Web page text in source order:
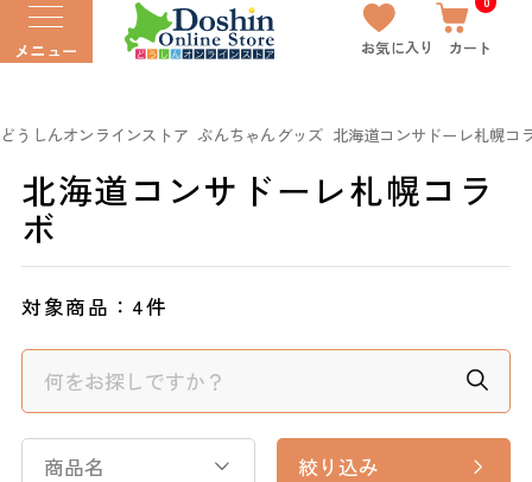
メニュー お気に入り カート
どうしんオンラインストア ぶんちゃんグッズ 北海道コンサドーレ札幌コ
北海道コンサドーレ札幌コラ
ボ
対象商品： 4件
商品名 絞り込み